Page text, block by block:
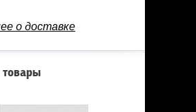
о доставке